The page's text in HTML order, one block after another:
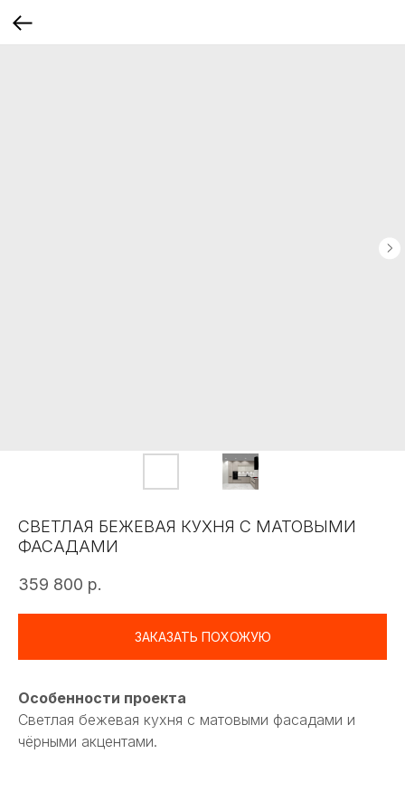
СВЕТЛАЯ БЕЖЕВАЯ КУХНЯ С МАТОВЫМИ
ФАСАДАМИ
359 800 р.
ЗАКАЗАТЬ ПОХОЖУЮ
Особенности проекта
Светлая бежевая кухня с матовыми фасадами и
чёрными акцентами.